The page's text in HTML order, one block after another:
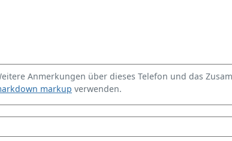
Anmerkungen über dieses Telefon und das
markup verwenden.